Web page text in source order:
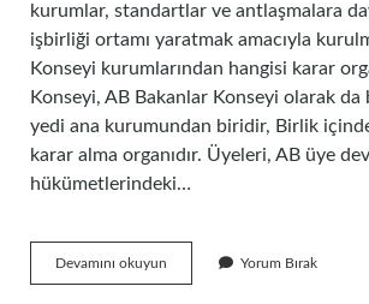
kurumlar, standartlar ve antlaşmalara
işbirliği ortamı yaratmak amacıyla
Konseyi kurumlarından hangisi karar
Konseyi, AB Bakanlar Konseyi olarak da
yedi ana kurumundan biridir, Birlik
karar alma organıdır. Üyeleri, AB üye
hükümetlerindeki…
Devamını okuyun
Konseyi
Yorum Bırak